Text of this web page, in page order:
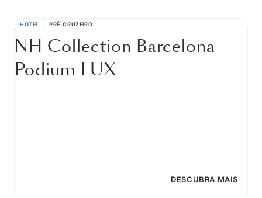
HOTEL PRÉ-CRUZEIRO
NH Collection Barcelona
Podium LUX
DESCUBRA MAIS